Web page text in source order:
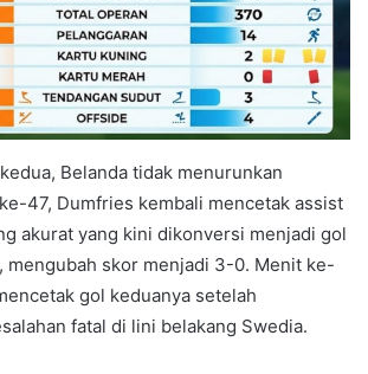
Belanda tidak menurunkan
47, Dumfries kembali mencetak assist
akurat yang kini dikonversi menjadi gol
mengubah skor menjadi 3-0. Menit ke-
gol keduanya setelah
fatal di lini belakang Swedia.